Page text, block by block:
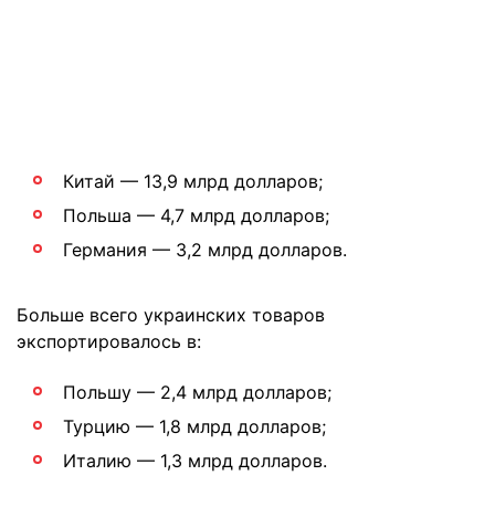
Китай — 13,9 млрд долларов;
Польша — 4,7 млрд долларов;
Германия — 3,2 млрд долларов.
Больше всего украинских товаров
экспортировалось в:
Польшу — 2,4 млрд долларов;
Турцию — 1,8 млрд долларов;
Италию — 1,3 млрд долларов.